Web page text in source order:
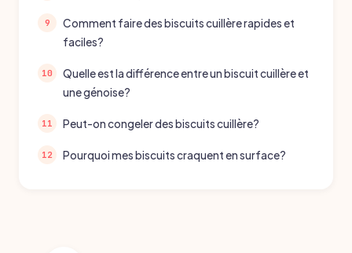
Comment faire des biscuits cuillère rapides et
faciles?
Quelle est la différence entre un biscuit cuillère et
une génoise?
Peut-on congeler des biscuits cuillère?
Pourquoi mes biscuits craquent en surface?